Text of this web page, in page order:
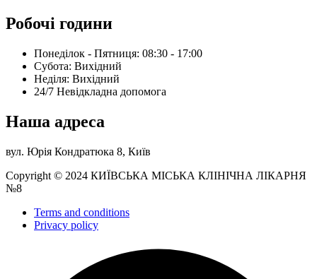
Робочі години
Понеділок - Пятниця: 08:30 - 17:00
Субота: Вихідний
Нeділя: Вихідний
24/7 Невідкладна допомога
Наша адреса
вул. Юрія Кондратюка 8, Київ
Copyright © 2024 КИЇВСЬКА МІСЬКА КЛІНІЧНА ЛІКАРНЯ
№8
Terms and conditions
Privacy policy